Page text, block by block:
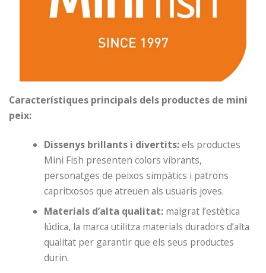
Característiques principals dels productes de mini
peix:
Dissenys brillants i divertits:els productes
Mini Fish presenten colors vibrants,
personatges de peixos simpàtics i patrons
capritxosos que atreuen als usuaris joves.
Materials d’alta qualitat: malgrat l’estètica
lúdica, la marca utilitza materials duradors d’alta
qualitat per garantir que els seus productes
durin.